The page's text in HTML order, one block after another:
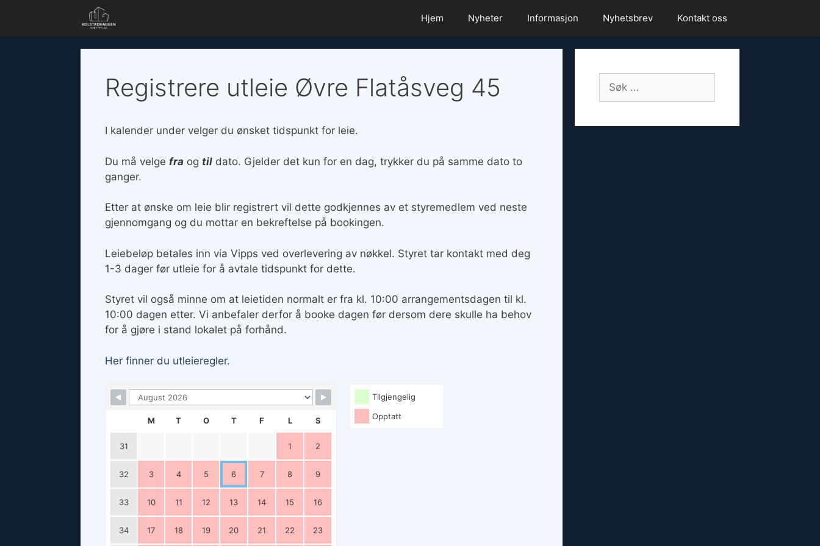
Hjem Nyheter Informasjon Nyhetsbrev Kontakt oss
Registrere utleie Øvre Flatåsveg 45
I kalender under velger du ønsket tidspunkt for leie.
Du må velge fra og til dato. Gjelder det kun for en dag, trykker du på samme dato to
ganger.
Etter at ønske om leie blir registrert vil dette godkjennes av et styremedlem ved neste
gjennomgang og du mottar en bekreftelse på bookingen.
Leiebeløp betales inn via Vipps ved overlevering av nøkkel. Styret tar kontakt med deg
1-3 dager før utleie for å avtale tidspunkt for dette.
Styret vil også minne om at leietiden normalt er fra kl. 10:00 arrangementsdagen til kl.
10:00 dagen etter. Vi anbefaler derfor å booke dagen før dersom dere skulle ha behov
for å gjøre i stand lokalet på forhånd.
Her finner du utleieregler.
Tilgjengelig
Opptatt
M T O T F L S
31 1 2
32 3 4 5 6 7 8 9
33 10 11 12 13 14 15 16
34 17 18 19 20 21 22 23
Søk
etter: